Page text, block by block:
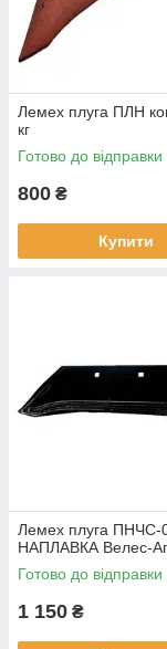
Лемех плуга ПЛН
кг
Готово до відправки
800 ₴
Купити
Лемех плуга ПНЧС-
НАПЛАВКА Велес-
Готово до відправки
1 150 ₴